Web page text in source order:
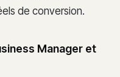
de conversion.
Manager et